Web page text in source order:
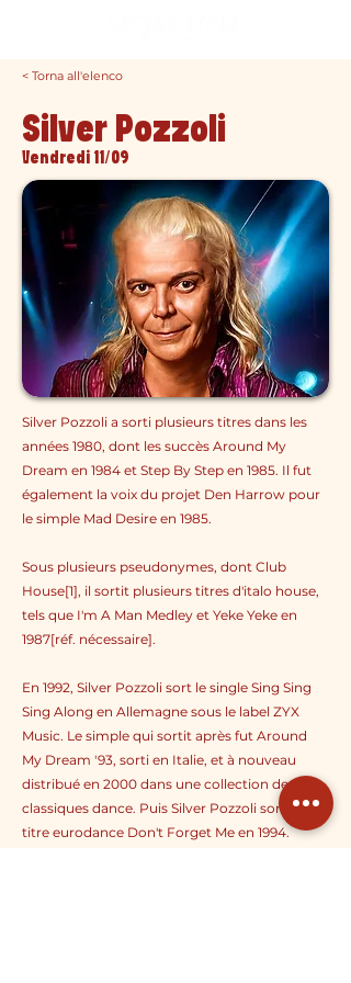
< Torna all'elenco
Silver Pozzoli
Vendredi 11/09
Silver Pozzoli a sorti plusieurs titres dans les
années 1980, dont les succès Around My
Dream en 1984 et Step By Step en 1985. Il fut
également la voix du projet Den Harrow pour
le simple Mad Desire en 1985.
Sous plusieurs pseudonymes, dont Club
House[1], il sortit plusieurs titres d'italo house,
tels que I'm A Man Medley et Yeke Yeke en
1987[réf. nécessaire].
En 1992, Silver Pozzoli sort le single Sing Sing
Sing Along en Allemagne sous le label ZYX
Music. Le simple qui sortit après fut Around
My Dream '93, sorti en Italie, et à nouveau
distribué en 2000 dans une collection de
classiques dance. Puis Silver Pozzoli sortit le
titre eurodance Don't Forget Me en 1994.